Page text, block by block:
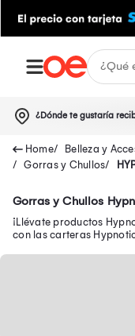
¿Dónde te gustaría
Belleza y
Gorras y Chullos
Gorras y Chullos
¡Llévate productos
con las carteras